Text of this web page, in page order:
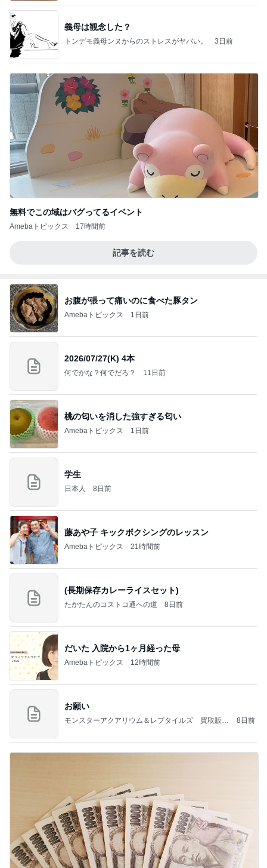
義母は観念した？
トンデモ義母ンヌからのストレスがヤバい。 3日前
無料でこの域はバグってるイベント
Amebaトピックス 17時間前
記事を読む
お腹が張って痛いのに食べた豚タン
Amebaトピックス 1日前
2026/07/27(K) 4本
何でかな？何でだろ？ 11日前
桃の匂いを消した強すぎる匂い
Amebaトピックス 1日前
学生
日本人 8日前
藤あや子 キックボクシングのレッスン
Amebaトピックス 21時間前
(長期保存カレーライスセット)
たかたんのコストコ通への道 8日前
だいた 入院から1ヶ月経った母
Amebaトピックス 12時間前
お願い
モンスターアクアリウム＆レプタイルズ 買取販売
8日前